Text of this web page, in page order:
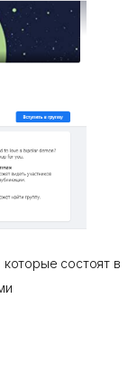
состоят в